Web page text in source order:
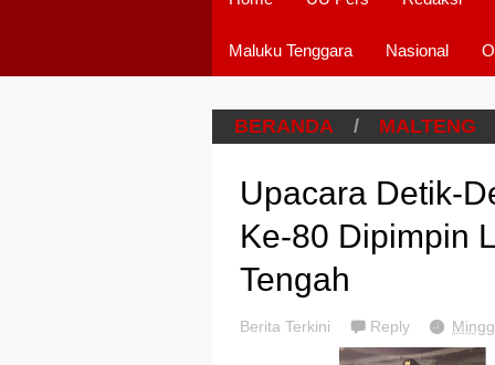
Maluku Tenggara Nasional
BERANDA / MALTENG
Upacara Detik-
Ke-80 Dipimpin
Tengah
Berita Terkini Reply